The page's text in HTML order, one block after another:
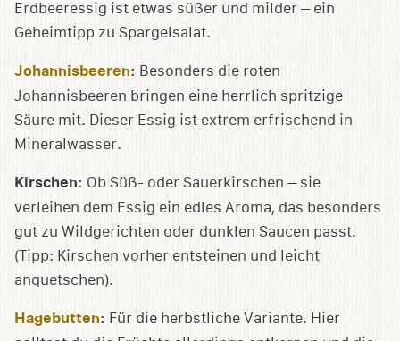
Erdbeeressig ist etwas süßer und milder – ein
Geheimtipp zu Spargelsalat.
Johannisbeeren: Besonders die roten
Johannisbeeren bringen eine herrlich spritzige
Säure mit. Dieser Essig ist extrem erfrischend in
Mineralwasser.
Kirschen: Ob Süß- oder Sauerkirschen – sie
verleihen dem Essig ein edles Aroma, das besonders
gut zu Wildgerichten oder dunklen Saucen passt.
(Tipp: Kirschen vorher entsteinen und leicht
anquetschen).
Hagebutten: Für die herbstliche Variante. Hier